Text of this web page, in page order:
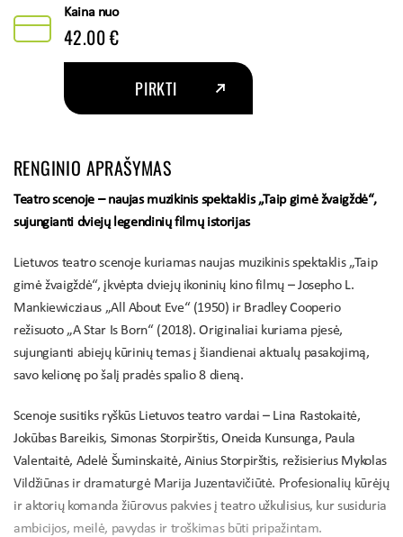
Kaina nuo
42.00 €
PIRKTI
RENGINIO APRAŠYMAS
Teatro scenoje – naujas muzikinis spektaklis „Taip gimė žvaigždė“,
sujungianti dviejų legendinių filmų istorijas
Lietuvos teatro scenoje kuriamas naujas muzikinis spektaklis „Taip
gimė žvaigždė“, įkvėpta dviejų ikoninių kino filmų – Josepho L.
Mankiewicziaus „All About Eve“ (1950) ir Bradley Cooperio
režisuoto „A Star Is Born“ (2018). Originaliai kuriama pjesė,
sujungianti abiejų kūrinių temas į šiandienai aktualų pasakojimą,
savo kelionę po šalį pradės spalio 8 dieną.
Scenoje susitiks ryškūs Lietuvos teatro vardai – Lina Rastokaitė,
Jokūbas Bareikis, Simonas Storpirštis, Oneida Kunsunga, Paula
Valentaitė, Adelė Šuminskaitė, Ainius Storpirštis, režisierius Mykolas
Vildžiūnas ir dramaturgė Marija Juzentavičiūtė. Profesionalių kūrėjų
ir aktorių komanda žiūrovus pakvies į teatro užkulisius, kur susiduria
ambicijos, meilė, pavydas ir troškimas būti pripažintam.